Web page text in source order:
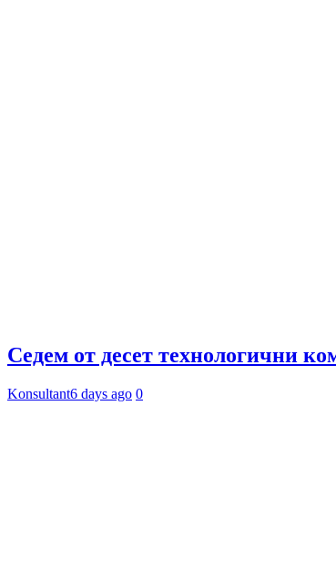
Седем от десет технологични
Konsultant6 days ago 0